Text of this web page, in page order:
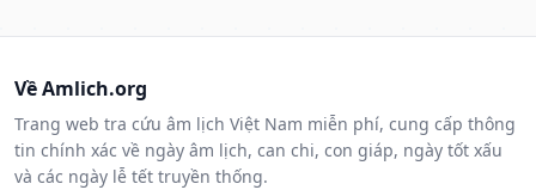
Về Amlich.org
Trang web tra cứu âm lịch Việt Nam miễn phí, cung cấp thông
tin chính xác về ngày âm lịch, can chi, con giáp, ngày tốt xấu
và các ngày lễ tết truyền thống.